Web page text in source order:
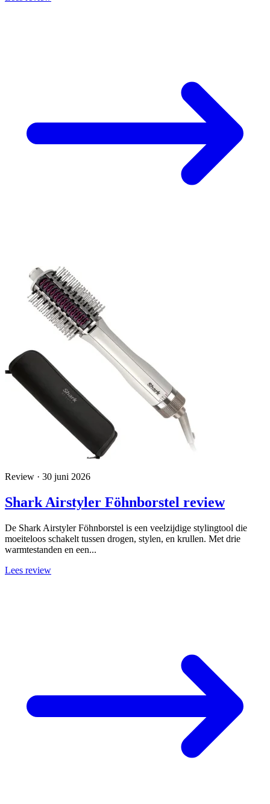
Review · 30 juni 2026
Shark Airstyler Föhnborstel review
De Shark Airstyler Föhnborstel is een veelzijdige stylingtool die
moeiteloos schakelt tussen drogen, stylen, en krullen. Met drie
warmtestanden en een...
Lees review